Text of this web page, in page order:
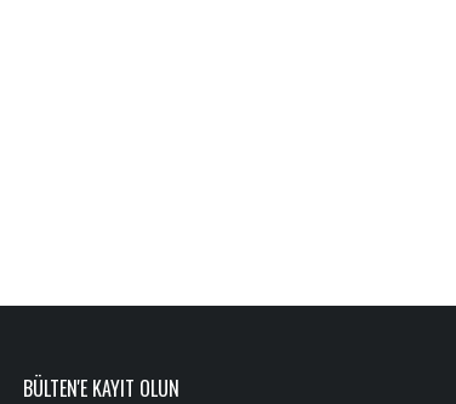
BÜLTEN'E KAYIT OLUN